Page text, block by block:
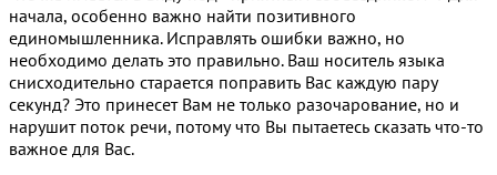
начала, особенно важно найти позитивного
единомышленника. Исправлять ошибки важно, но
необходимо делать это правильно. Ваш носитель языка
снисходительно старается поправить Вас каждую пару
секунд? Это принесет Вам не только разочарование, но и
нарушит поток речи, потому что Вы пытаетесь сказать что-то
важное для Вас.